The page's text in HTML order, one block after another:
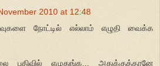
2010 at 12:48
நோட்டில் எல்லாம் எழுதி வைக்க
பதிவில் எழுதுங்க... அதுக்குத்தானே